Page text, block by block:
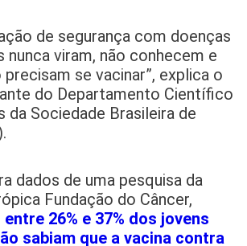
de segurança com doenças
nunca viram, não conhecem e
precisam se vacinar”, explica o
do Departamento Científico
da Sociedade Brasileira de
dados de uma pesquisa da
Fundação do Câncer,
entre 26% e 37% dos jovens
sabiam que a vacina contra